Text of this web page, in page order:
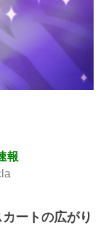
報
ートの広がり